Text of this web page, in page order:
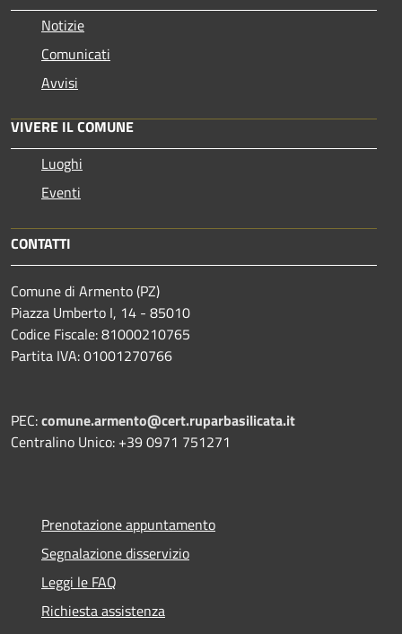
Notizie
Comunicati
Avvisi
VIVERE IL COMUNE
Luoghi
Eventi
CONTATTI
Comune di Armento (PZ)
Piazza Umberto I, 14 - 85010
Codice Fiscale: 81000210765
Partita IVA: 01001270766
PEC:comune.armento@cert.ruparbasilicata.it
Centralino Unico: +39 0971 751271
Prenotazione appuntamento
Segnalazione disservizio
Leggi le FAQ
Richiesta assistenza